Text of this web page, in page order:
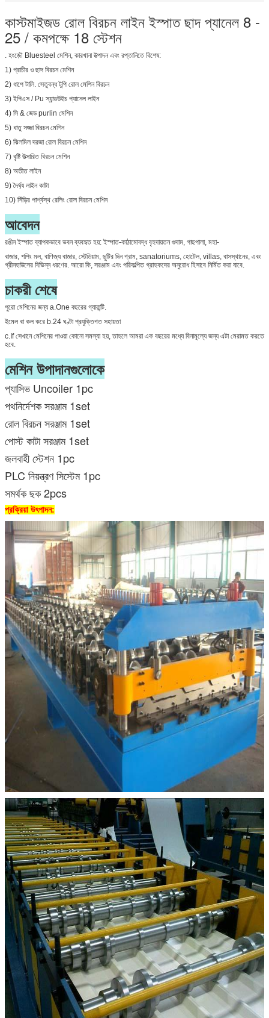
কাস্টমাইজড রোল বিরচন লাইন ইস্পাত ছাদ প্যানেল 8 -
25 / কমপক্ষে 18 স্টেশন
. হংজ়ৌ Bluesteel মেশিন, কারখানা উত্পাদন এবং রপ্তানিতে বিশেষ:
1) প্রাচীর ও ছাদ বিরচন মেশিন
2) ধাপে টালি. সেতুবন্ধ টুপি রোল মেশিন বিরচন
3) ইপিএস / Pu স্যান্ডউইচ প্যানেল লাইন
4) সি & জেড purlin মেশিন
5) ধাতু সজ্জা বিরচন মেশিন
6) ঝিলমিল দরজা রোল বিরচন মেশিন
7) বৃষ্টি উত্সারিত বিরচন মেশিন
8) অতীত লাইন
9) দৈর্ঘ্য লাইন কাটা
10) সিঁড়ির পার্শ্বস্থ রেলিং রোল বিরচন মেশিন
আবেদন
রঙীন ইস্পাত ব্যাপকভাবে ভবন ব্যবহৃত হয়: ইস্পাত-কাঠামোবদ্ধ বৃহদায়তন গুদাম, গাছপালা, মহা-
বাজার, শপিং মল, বাণিজ্য বাজার, স্টেডিয়াম, ছুটির দিন গ্রাম, sanatoriums, হোটেল, villas, বাসস্থানের, এবং
গ্রীনহাউসের বিভিন্ন ধরণের. আরো কি, সরঞ্জাম এবং পরিকল্পিত গ্রাহকদের অনুরোধ হিসাবে নির্মিত করা যাবে.
চাকরী শেষে
পুরো মেশিনের জন্য a.One বছরের গ্যারান্টি.
ইমেল বা কল করে b.24 ঘণ্টা প্রযুক্তিগত সহায়তা
c.If সেখানে মেশিনের পাওয়া কোনো সমস্যা হয়, তাহলে আমরা এক বছরের মধ্যে বিনামূল্যে জন্য এটা মেরামত করতে
হবে.
মেশিন উপাদানগুলোকে
প্যাসিভ Uncoiler 1pc
পথনির্দেশক সরঞ্জাম 1set
রোল বিরচন সরঞ্জাম 1set
পোস্ট কাটা সরঞ্জাম 1set
জলবাহী স্টেশন 1pc
PLC নিয়ন্ত্রণ সিস্টেম 1pc
সমর্থক ছক 2pcs
প্রক্রিয়া উৎপাদন: